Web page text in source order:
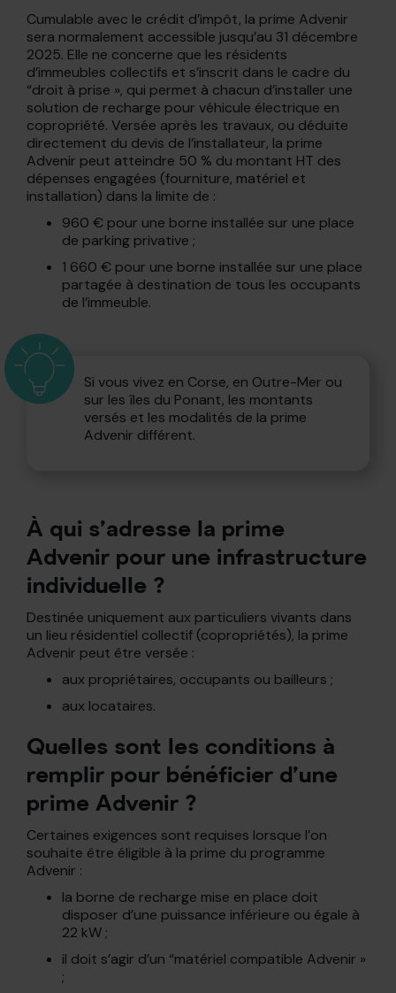
Cumulable avec le crédit d’impôt, la prime Advenir
sera normalement accessible jusqu’au 31 décembre
2025. Elle ne concerne que les résidents
d’immeubles collectifs et s’inscrit dans le cadre du
“droit à prise », qui permet à chacun d’installer une
solution de recharge pour véhicule électrique en
copropriété. Versée après les travaux, ou déduite
directement du devis de l’installateur, la prime
Advenir peut atteindre 50 % du montant HT des
dépenses engagées (fourniture, matériel et
installation) dans la limite de :
960 € pour une borne installée sur une place
de parking privative ;
1 660 € pour une borne installée sur une place
partagée à destination de tous les occupants
de l’immeuble.
Si vous vivez en Corse, en Outre-Mer ou
sur les îles du Ponant, les montants
versés et les modalités de la prime
Advenir différent.
À qui s’adresse la prime
Advenir pour une infrastructure
individuelle ?
Destinée uniquement aux particuliers vivants dans
un lieu résidentiel collectif (copropriétés), la prime
Advenir peut être versée :
aux propriétaires, occupants ou bailleurs ;
aux locataires.
Quelles sont les conditions à
remplir pour bénéficier d’une
prime Advenir ?
Certaines exigences sont requises lorsque l’on
souhaite être éligible à la prime du programme
Advenir :
la borne de recharge mise en place doit
disposer d’une puissance inférieure ou égale à
22 kW ;
il doit s’agir d’un “matériel compatible Advenir »
;